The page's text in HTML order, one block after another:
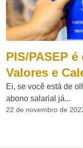
PIS/PASEP
Valores e
Ei, se você está de
abono salarial já...
22 de novembro de